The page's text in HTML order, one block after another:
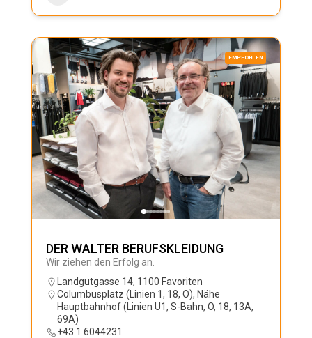
EMPFOHLEN
DER WALTER BERUFSKLEIDUNG
Wir ziehen den Erfolg an.
Landgutgasse 14, 1100 Favoriten
Columbusplatz (Linien 1, 18, O), Nähe
Hauptbahnhof (Linien U1, S-Bahn, O, 18, 13A,
69A)
+43 1 6044231